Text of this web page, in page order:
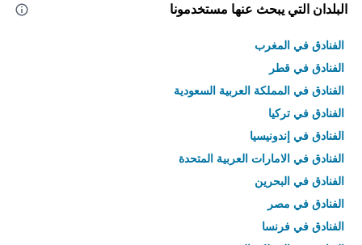
البلدان التي يبحث عنها مستخدمونا
الفنادق في المغرب
الفنادق في قطر
الفنادق في المملكة العربية السعودية
الفنادق في تركيا
الفنادق في إندونيسيا
الفنادق في الامارات العربية المتحدة
الفنادق في البحرين
الفنادق في مصر
الفنادق في فرنسا